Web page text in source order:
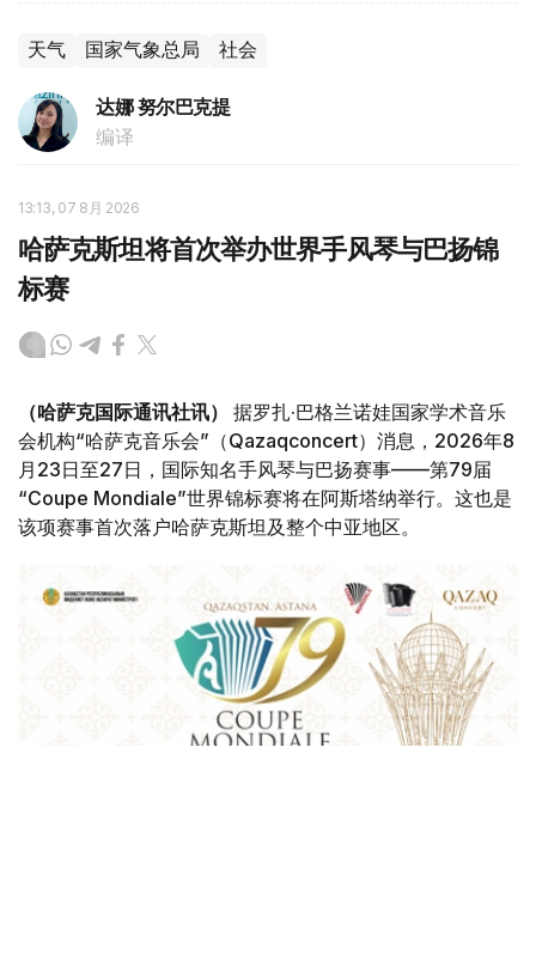
天气 国家气象总局 社会
达娜 努尔巴克提
编译
13:13, 07 8月 2026
哈萨克斯坦将首次举办世界手风琴与巴扬锦
标赛
（哈萨克国际通讯社讯）
据罗扎·巴格兰诺娃国家学术音乐
会机构“哈萨克音乐会”（Qazaqconcert）消息，2026年8
月23日至27日，国际知名手风琴与巴扬赛事——第79届
“Coupe Mondiale”世界锦标赛将在阿斯塔纳举行。这也是
该项赛事首次落户哈萨克斯坦及整个中亚地区。